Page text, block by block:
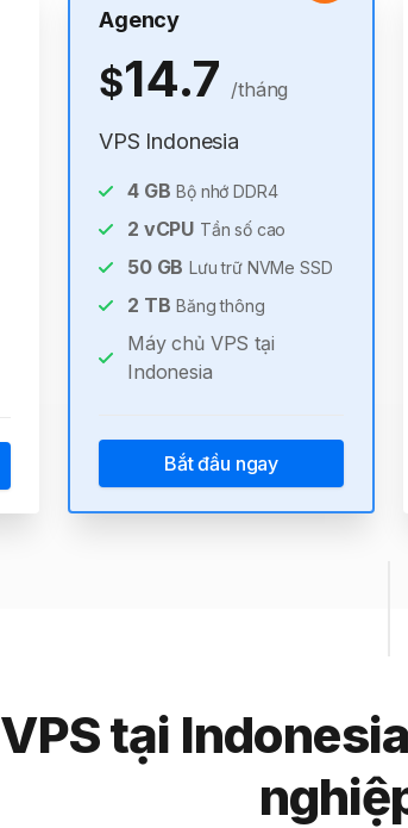
Agency
$14.7 /tháng
VPS Indonesia
4GB Bộ nhớ DDR4
2 vCPU Tần số cao
50GB Lưu trữ NVMe SSD
2 TB Băng thông
Máy chủ VPS tại
Indonesia
Bắt đầu ngay
VPS tại